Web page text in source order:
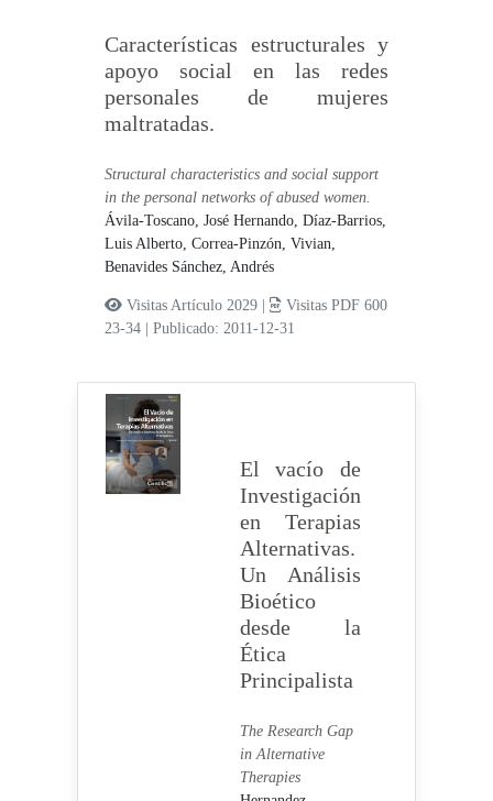
Características estructurales y
apoyo social en las redes
personales de mujeres
maltratadas.
Structural characteristics and social support
in the personal networks of abused women.
Ávila-Toscano, José Hernando,Díaz-Barrios,
Luis Alberto,Correa-Pinzón, Vivian,
Benavides Sánchez, Andrés
Visitas Artículo 2029 |
Visitas PDF 600
23-34
|Publicado: 2011-12-31
El vacío de
Investigación
en Terapias
Alternativas.
Un Análisis
Bioético
desde la
Ética
Principalista
The Research Gap
in Alternative
Therapies